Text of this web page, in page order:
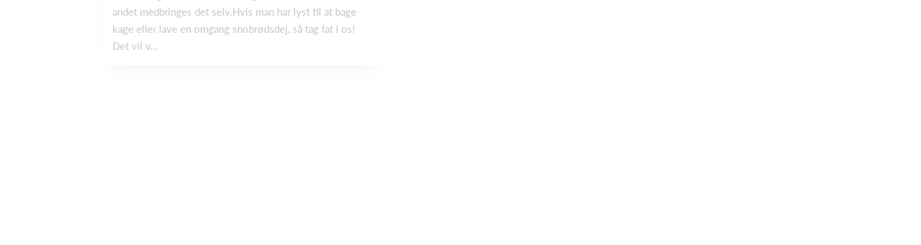
andet medbringes det selv.Hvis man har lyst til at bage
kage eller lave en omgang snobrødsdej, så tag fat i os!
Det vil v...